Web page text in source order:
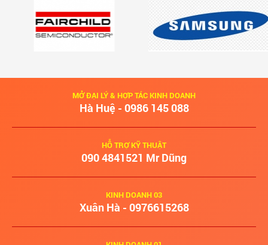
MỞ ĐẠI LÝ & HỢP TÁC KINH DOANH
Hà Huệ - 0986 145 088
HỖ TRỢ KỸ THUẬT
‭090 4841521‬ Mr Dũng
KINH DOANH 03
Xuân Hà - 0976615268